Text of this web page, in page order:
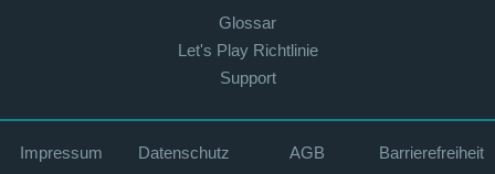
Glossar
Let's Play Richtlinie
Support
Impressum Datenschutz AGB Barrierefreiheit